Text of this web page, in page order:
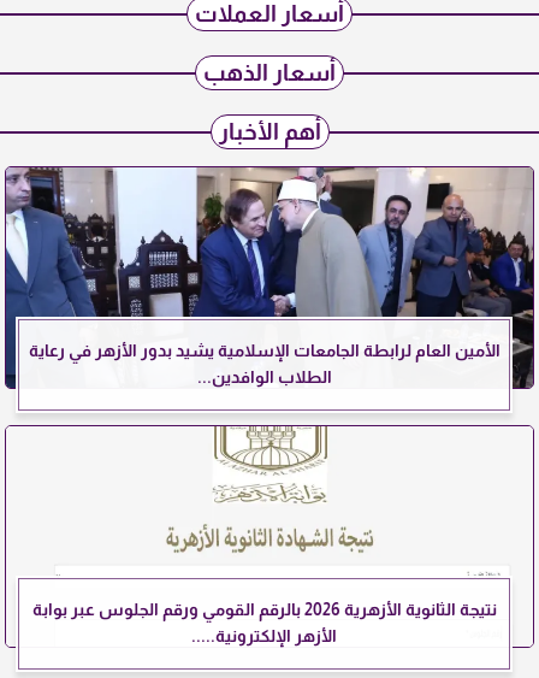
أسعار العملات
أسعار الذهب
أهم الأخبار
الأمين العام لرابطة الجامعات الإسلامية يشيد بدور الأزهر في رعاية
الطلاب الوافدين...
نتيجة الثانوية الأزهرية 2026 بالرقم القومي ورقم الجلوس عبر بوابة
الأزهر الإلكترونية.....